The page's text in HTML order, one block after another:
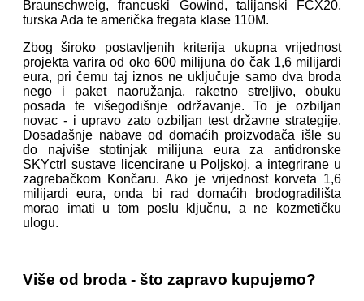
Braunschweig, francuski Gowind, talijanski FCX20,
turska Ada te američka fregata klase 110M.
Zbog široko postavljenih kriterija ukupna vrijednost
projekta varira od oko 600 milijuna do čak 1,6 milijardi
eura, pri čemu taj iznos ne uključuje samo dva broda
nego i paket naoružanja, raketno streljivo, obuku
posada te višegodišnje održavanje. To je ozbiljan
novac - i upravo zato ozbiljan test državne strategije.
Dosadašnje nabave od domaćih proizvođača išle su
do najviše stotinjak milijuna eura za antidronske
SKYctrl sustave licencirane u Poljskoj, a integrirane u
zagrebačkom Končaru. Ako je vrijednost korveta 1,6
milijardi eura, onda bi rad domaćih brodogradilišta
morao imati u tom poslu ključnu, a ne kozmetičku
ulogu.
Više od broda - što zapravo kupujemo?